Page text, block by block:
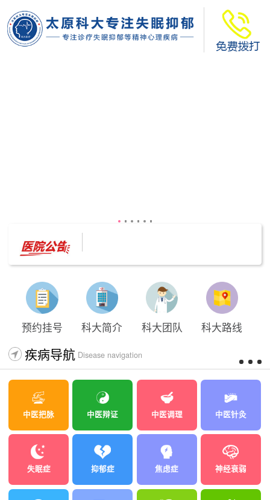
太原科大开展心理沙盘团体体验系列公益活动
预约挂号 科大简介 科大团队 科大路线
疾病导航 Disease navigation
中医把脉 中医辩证 中医调理 中医针灸
失眠症 抑郁症 焦虑症 神经衰弱